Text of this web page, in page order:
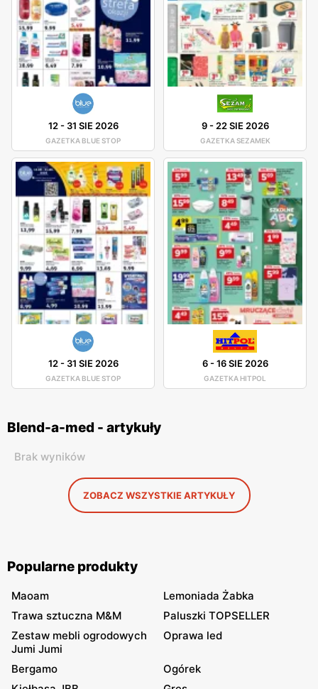
12- 31 SIE 2026
GAZETKA BLUE STOP
9- 22 SIE 2026
GAZETKA SEZAMEK
12- 31 SIE 2026
GAZETKA BLUE STOP
6-16 SIE 2026
GAZETKA HITPOL
Blend-a-med - artykuły
Brak wyników
ZOBACZ WSZYSTKIE ARTYKUŁY
Popularne produkty
Maoam
Lemoniada Żabka
Trawa sztuczna M&M
Paluszki TOPSELLER
Zestaw mebli ogrodowych
Jumi Jumi
Oprawa led
Bergamo
Ogórek